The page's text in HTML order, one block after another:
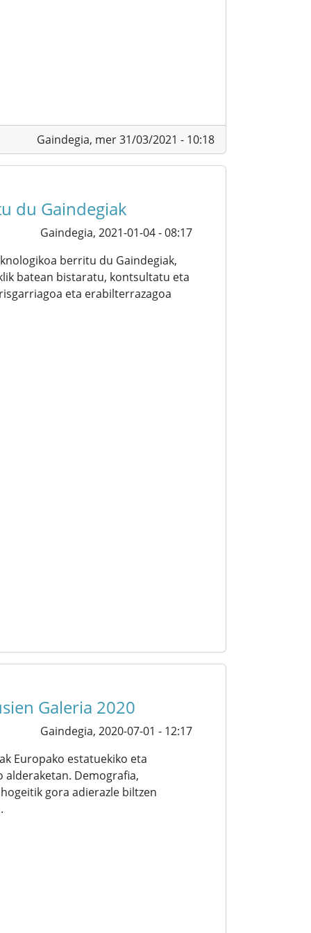
Gaindegia, mer 31/03/2021 - 10:18
du Gaindegiak
Gaindegia, 2021-01-04 - 08:17
berritu du Gaindegiak,
batean bistaratu, kontsultatu eta
eta erabilterrazagoa
Galeria 2020
Gaindegia, 2020-07-01 - 12:17
Europako estatuekiko eta
alderaketan. Demografia,
gora adierazle biltzen